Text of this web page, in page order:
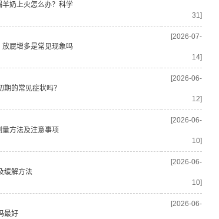
奶上火怎么办？科学
31]
屁增多是常见现象吗
[2026-07-
14]
的常见症状吗？
[2026-06-
12]
方法及注意事项
[2026-06-
10]
缓解方法
[2026-06-
10]
最好
[2026-06-